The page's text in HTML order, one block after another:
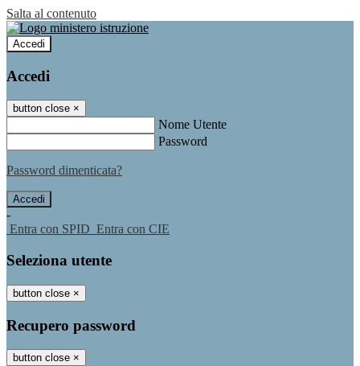
Salta al contenuto
Accedi
Accedi
button close ×
Nome Utente
Password
Password dimenticata?
-
Entra con SPID Entra con CIE
Seleziona utente
button close ×
Recupero password
button close ×